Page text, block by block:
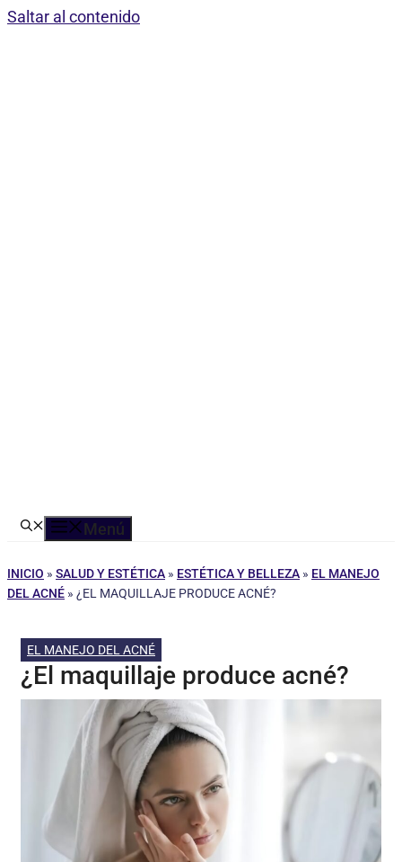
Saltar al contenido
Menú
INICIO » SALUD Y ESTÉTICA » ESTÉTICA Y BELLEZA » EL MANEJO
DEL ACNÉ » ¿EL MAQUILLAJE PRODUCE ACNÉ?
EL MANEJO DEL ACNÉ
¿El maquillaje produce acné?